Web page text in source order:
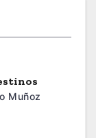
Muñoz